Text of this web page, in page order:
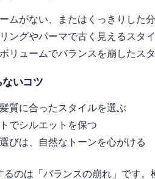
ムがない、またはくっきりした
ングやパーマで古く見えるスタ
リュームでバランスを崩したス
いコツ
質に合ったスタイルを選ぶ
でシルエットを保つ
びは、自然なトーンを心がける
のは「バランスの崩れ」です。